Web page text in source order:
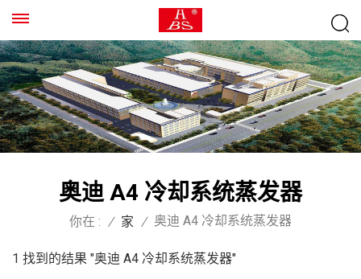
奥迪 A4 冷却系统蒸发器
你在 : / 家 / 奥迪 A4 冷却系统蒸发器
1 找到的结果 "奥迪 A4 冷却系统蒸发器"